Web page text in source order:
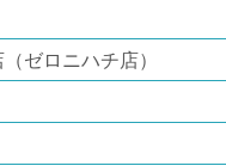
ゼロニハチ店）